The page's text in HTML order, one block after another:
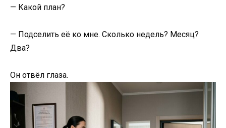
— Какой план?
— Подселить её ко мне. Сколько недель? Месяц?
Два?
Он отвёл глаза.